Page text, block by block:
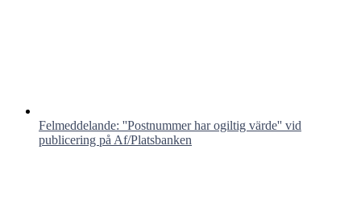
Felmeddelande: ''Postnummer har ogiltig värde'' vid
publicering på Af/Platsbanken